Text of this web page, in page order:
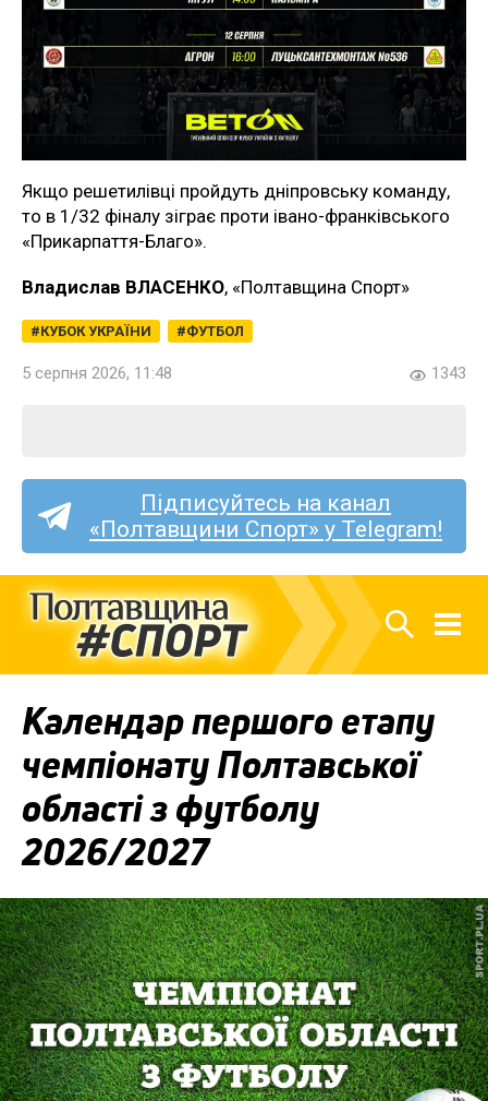
Якщо решетилівці пройдуть дніпровську команду,
то в 1/32 фіналу зіграє проти івано-франківського
«Прикарпаття-Благо».
Владислав ВЛАСЕНКО, «Полтавщина Спорт»
КУБОК УКРАЇНИ ФУТБОЛ
5 серпня 2026, 11:48 1343
Підписуйтесь на канал
«Полтавщини Спорт» у Telegram!
Календар першого етапу
чемпіонату Полтавської
області з футболу
2026/2027